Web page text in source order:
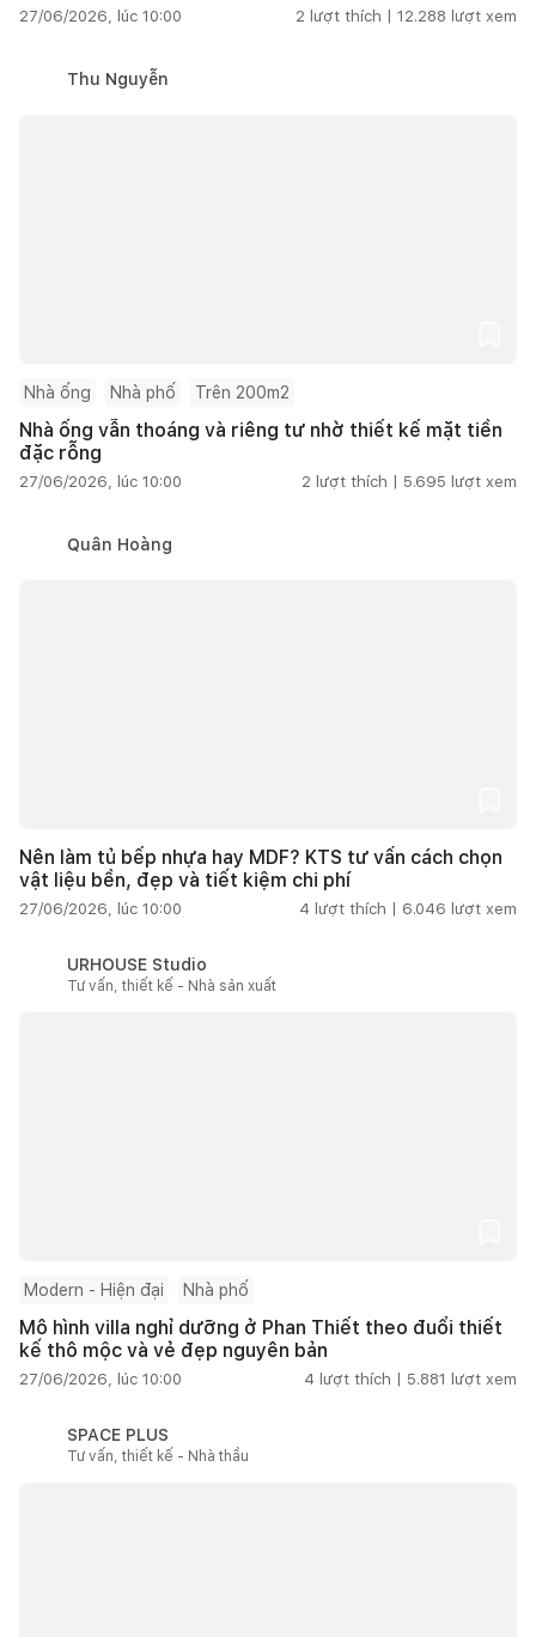
27/06/2026, lúc 10:00 2 lượt thích | 12.288 lượt xem
Thu Nguyễn
Nhà ống Nhà phố Trên 200m2
Nhà ống vẫn thoáng và riêng tư nhờ thiết kế mặt tiền
đặc rỗng
27/06/2026, lúc 10:00 2 lượt thích | 5.695 lượt xem
Quân Hoàng
Nên làm tủ bếp nhựa hay MDF? KTS tư vấn cách chọn
vật liệu bền, đẹp và tiết kiệm chi phí
27/06/2026, lúc 10:00 4 lượt thích | 6.046 lượt xem
URHOUSE Studio
Tư vấn, thiết kế - Nhà sản xuất
Modern - Hiện đại Nhà phố
Mô hình villa nghỉ dưỡng ở Phan Thiết theo đuổi thiết
kế thô mộc và vẻ đẹp nguyên bản
27/06/2026, lúc 10:00 4 lượt thích | 5.881 lượt xem
SPACE PLUS
Tư vấn, thiết kế - Nhà thầu